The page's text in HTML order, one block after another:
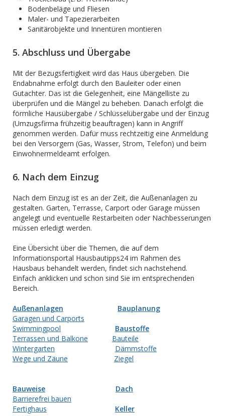
Bodenbeläge und Fliesen
Maler- und Tapezierarbeiten
Sanitärobjekte und Innentüren montieren
5. Abschluss und Übergabe
Mit der Bezugsfertigkeit wird das Haus übergeben. Die
Endabnahme erfolgt durch den Bauleiter oder einen
Gutachter. Das ist die Gelegenheit, eine Mängelliste zu
überprüfen und die Mängel zu beheben. Danach erfolgt die
förmliche Hausübergabe / Schlüsselübergabe und der Einzug
(Umzugsfirma frühzeitig beauftragen) kann in Angriff
genommen werden. Dafür muss rechtzeitig eine Anmeldung
bei den Versorgern (Gas, Wasser, Strom, Telefon) und beim
Einwohnermeldeamt erfolgen.
6. Nach dem Einzug
Nach dem Einzug ist es an der Zeit, die Außenanlagen zu
gestalten. Garten, Terrasse, Carport oder Garage müssen
angelegt und eventuelle Restarbeiten oder Nachbesserungen
müssen erledigt werden.
Eine Übersicht über die Themen, die auf dem
Informationsportal Hausbautipps24 im Rahmen des
Hausbaus behandelt werden, findet sich nachstehend.
Einfach anklicken und schon sind Sie im entsprechenden
Bereich.
Außenanlagen
Bauplanung
Garagen und Carports
Swimmingpool
Baustoffe
Terrassen und Balkone
Bauteile
Wintergarten
Dämmstoffe
Wege und Zäune
Ziegel
Bauweise
Dach
Barrierefrei bauen
Fertighaus
Keller